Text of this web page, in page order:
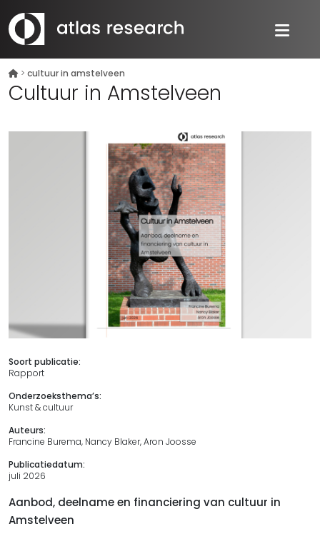
> cultuur in amstelveen
Cultuur in Amstelveen
Soort publicatie:
Rapport
Onderzoeksthema’s:
Kunst & cultuur
Auteurs:
Francine Burema, Nancy Blaker, Aron Joosse
Publicatiedatum:
juli 2026
Aanbod, deelname en financiering van cultuur in
Amstelveen